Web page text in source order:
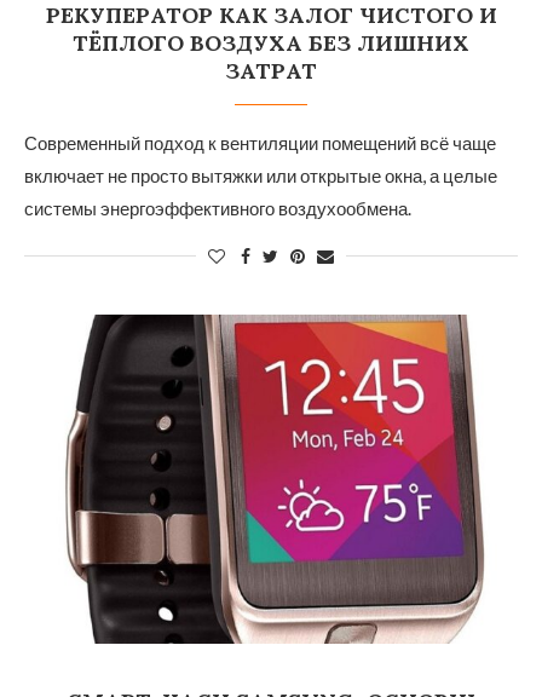
РЕКУПЕРАТОР КАК ЗАЛОГ ЧИСТОГО И
ТЁПЛОГО ВОЗДУХА БЕЗ ЛИШНИХ
ЗАТРАТ
Современный подход к вентиляции помещений всё чаще
включает не просто вытяжки или открытые окна, а целые
системы энергоэффективного воздухообмена.